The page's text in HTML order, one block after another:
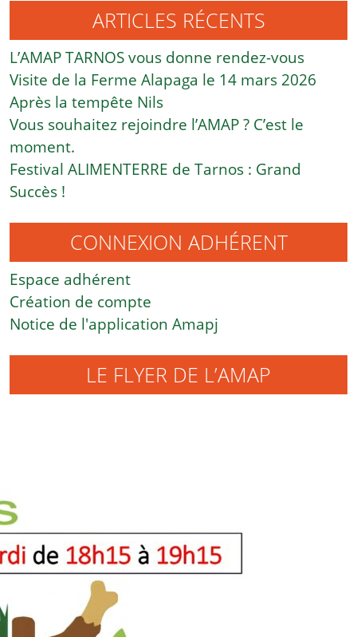
ARTICLES RÉCENTS
L’AMAP TARNOS vous donne rendez-vous
Visite de la Ferme Alapaga le 14 mars 2026
Après la tempête Nils
Vous souhaitez rejoindre l’AMAP ? C’est le
moment.
Festival ALIMENTERRE de Tarnos : Grand
Succès !
CONNEXION ADHÉRENT
Espace adhérent
Création de compte
Notice de l'application Amapj
LE FLYER DE L’AMAP